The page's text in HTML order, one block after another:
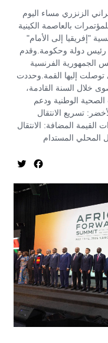
الزنزري مساء اليوم
الدولي للمؤتمرات بالعاصمة الكينية
"إفريقيا إلى الأمام"
(Africa Forward) والتي سجلت حضور 35 رئيس دولة وحكومة.وقدم
الجمهورية الفرنسية
توصلت إليها القمة.وحددت
خلال السنة القادمة،
الصحية الوطنية ودعم
تسريع الانتقال
القيمة المضافة: الانتقال
المحلي المستدام